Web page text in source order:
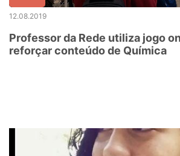
12.08.2019
Professor da Rede utiliza jogo
reforçar conteúdo de Química